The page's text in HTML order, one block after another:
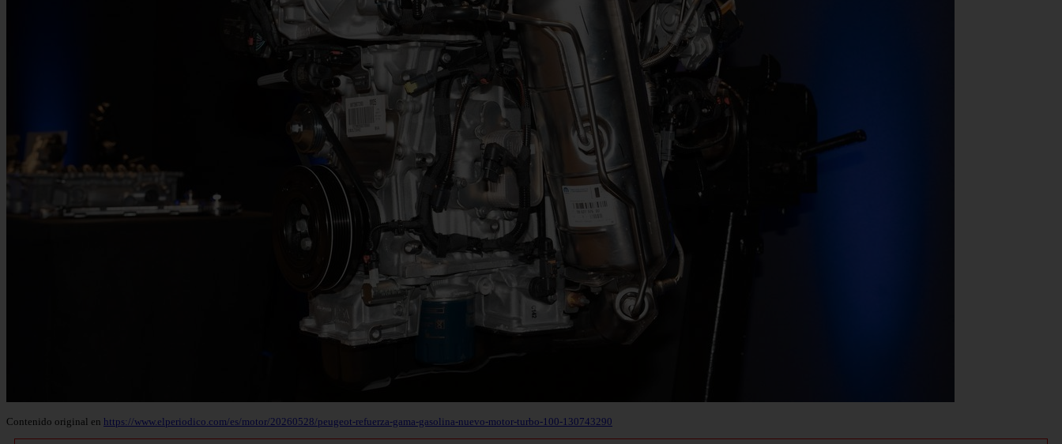
Contenido original en https://www.elperiodico.com/es/motor/20260528/peugeot-refuerza-gama-gasolina-nuevo-motor-turbo-100-130743290